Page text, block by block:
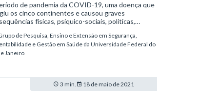
de pandemia da COVID-19, uma doença que
os cinco continentes e causou graves
físicas, psíquico-sociais, políticas,
da saúde pública no mundo. O dashboard não
agradável, demonstrando seriamente a
que ainda estamos passando com a
de Pesquisa, Ensino e Extensão em Segurança,
e Gestão em Saúde da Universidade Federal do
Janeiro
3 min. 18 de maio de 2021